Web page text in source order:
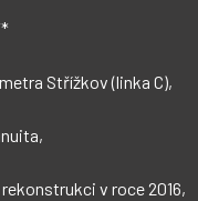
Střížkov (linka C),
v roce 2016,